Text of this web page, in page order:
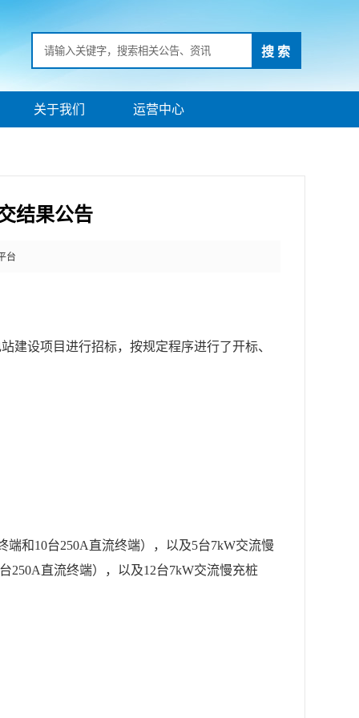
搜 索
关于我们 运营中心
结果公告
台
建设项目进行招标，按规定程序进行了开标、
和10台250A直流终端），以及5台7kW交流慢
250A直流终端），以及12台7kW交流慢充桩